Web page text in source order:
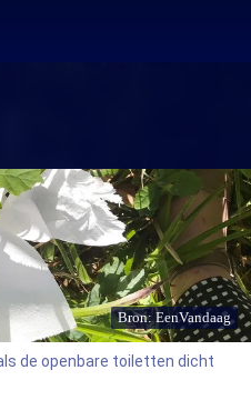
Bron: EenVandaag
de openbare toiletten dicht